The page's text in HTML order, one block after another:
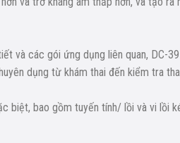
và các gói ứng dụng liên quan, DC-
dụng từ khám thai đến kiểm tra
biệt, bao gồm tuyến tính/ lồi và vi lồi